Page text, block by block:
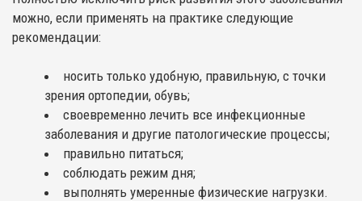
можно, если применять на практике следующие
рекомендации:
носить только удобную, правильную, с точки
зрения ортопедии, обувь;
своевременно лечить все инфекционные
заболевания и другие патологические процессы;
правильно питаться;
соблюдать режим дня;
выполнять умеренные физические нагрузки.